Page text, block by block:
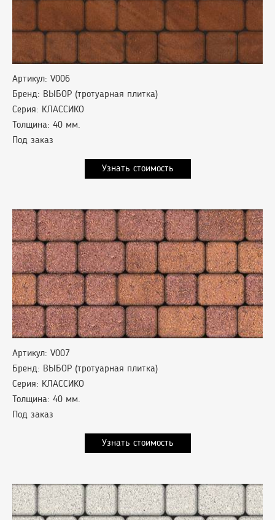
Артикул: V006
Бренд: ВЫБОР (тротуарная плитка)
Серия: КЛАССИКО
Толщина: 40 мм.
Под заказ
Узнать стоимость
Артикул: V007
Бренд: ВЫБОР (тротуарная плитка)
Серия: КЛАССИКО
Толщина: 40 мм.
Под заказ
Узнать стоимость